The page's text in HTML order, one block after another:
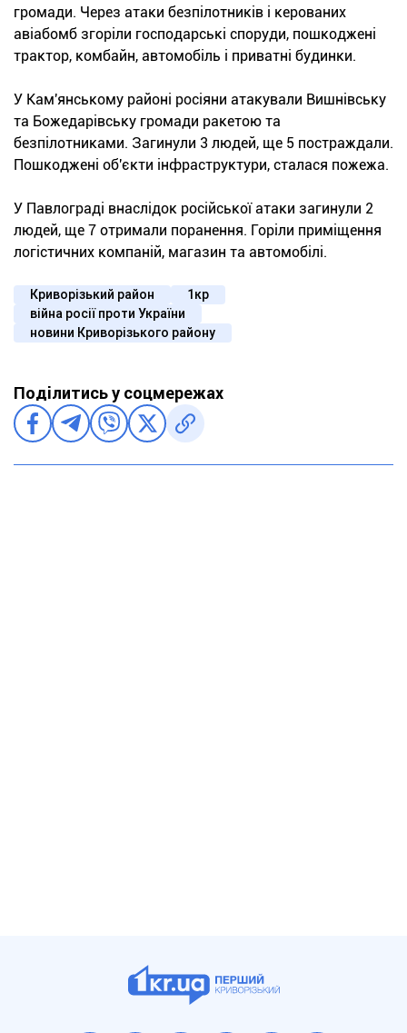
громади. Через атаки безпілотників і керованих
авіабомб згоріли господарські споруди, пошкоджені
трактор, комбайн, автомобіль і приватні будинки.
У Кам'янському районі росіяни атакували Вишнівську
та Божедарівську громади ракетою та
безпілотниками. Загинули 3 людей, ще 5 постраждали.
Пошкоджені об'єкти інфраструктури, сталася пожежа.
У Павлограді внаслідок російської атаки загинули 2
людей, ще 7 отримали поранення. Горіли приміщення
логістичних компаній, магазин та автомобілі.
Криворізький район
1кр
війна росії проти України
новини Криворізького району
Поділитись у соцмережах